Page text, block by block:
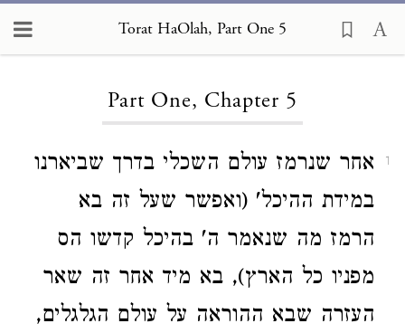
Torat HaOlah, Part One 5
Part One, Chapter 5
1
אחר שנרמז עולם השכלי בדרך שביארנו
במידת ההיכל' (ואפשר שעל זה בא
הרמז מה שנאמר ה' בהיכל קדשו הס
מפניו כל הארץ), בא מיד אחר זה שאר
העזרה שבא ההוראה על עולם הגלגלים,